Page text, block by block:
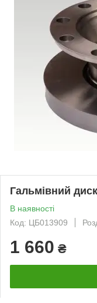
Гальмівний
В наявності
Код: ЦБ013909
1 660 ₴